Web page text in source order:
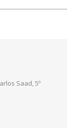
Saad, 5º